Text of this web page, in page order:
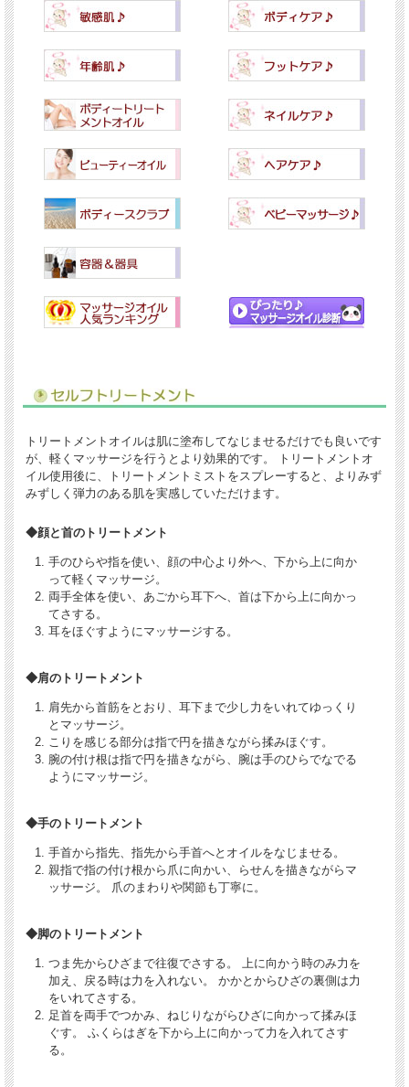
トリートメントオイルは肌に塗布してなじませるだけでも良いです
が、軽くマッサージを行うとより効果的です。 トリートメントオ
イル使用後に、トリートメントミストをスプレーすると、よりみず
みずしく弾力のある肌を実感していただけます。
◆顔と首のトリートメント
手のひらや指を使い、顔の中心より外へ、下から上に向か
って軽くマッサージ。
両手全体を使い、あごから耳下へ、首は下から上に向かっ
てさする。
耳をほぐすようにマッサージする。
◆肩のトリートメント
肩先から首筋をとおり、耳下まで少し力をいれてゆっくり
とマッサージ。
こりを感じる部分は指で円を描きながら揉みほぐす。
腕の付け根は指で円を描きながら、腕は手のひらでなでる
ようにマッサージ。
◆手のトリートメント
手首から指先、指先から手首へとオイルをなじませる。
親指で指の付け根から爪に向かい、らせんを描きながらマ
ッサージ。 爪のまわりや関節も丁寧に。
◆脚のトリートメント
つま先からひざまで往復でさする。 上に向かう時のみ力を
加え、戻る時は力を入れない。 かかとからひざの裏側は力
をいれてさする。
足首を両手でつかみ、ねじりながらひざに向かって揉みほ
ぐす。 ふくらはぎを下から上に向かって力を入れてさす
る。